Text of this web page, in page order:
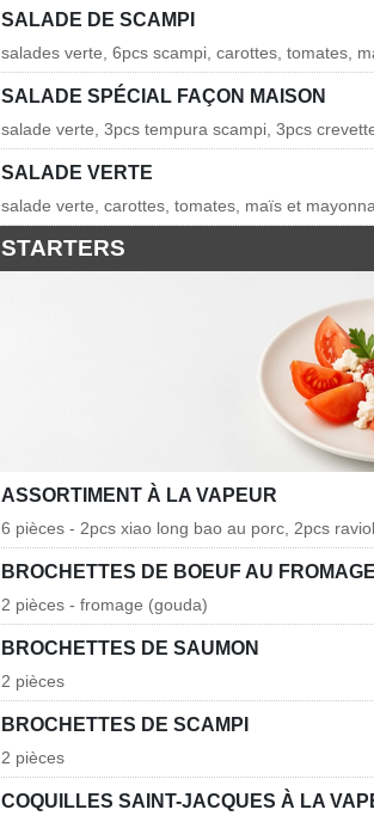
SALADE DE SCAMPI
salades verte, 6pcs scampi, carottes, tomates,
SALADE SPÉCIAL FAÇON MAISON
salade verte, 3pcs tempura scampi, 3pcs
SALADE VERTE
salade verte, carottes, tomates, maïs et
STARTERS
ASSORTIMENT À LA VAPEUR
6 pièces - 2pcs xiao long bao au porc, 2pcs
BROCHETTES DE BOEUF AU FROMAGE
2 pièces - fromage (gouda)
BROCHETTES DE SAUMON
2 pièces
BROCHETTES DE SCAMPI
2 pièces
COQUILLES SAINT-JACQUES À LA